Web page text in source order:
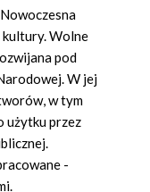
Wolne
pod
W jej
w tym
użytku przez
-